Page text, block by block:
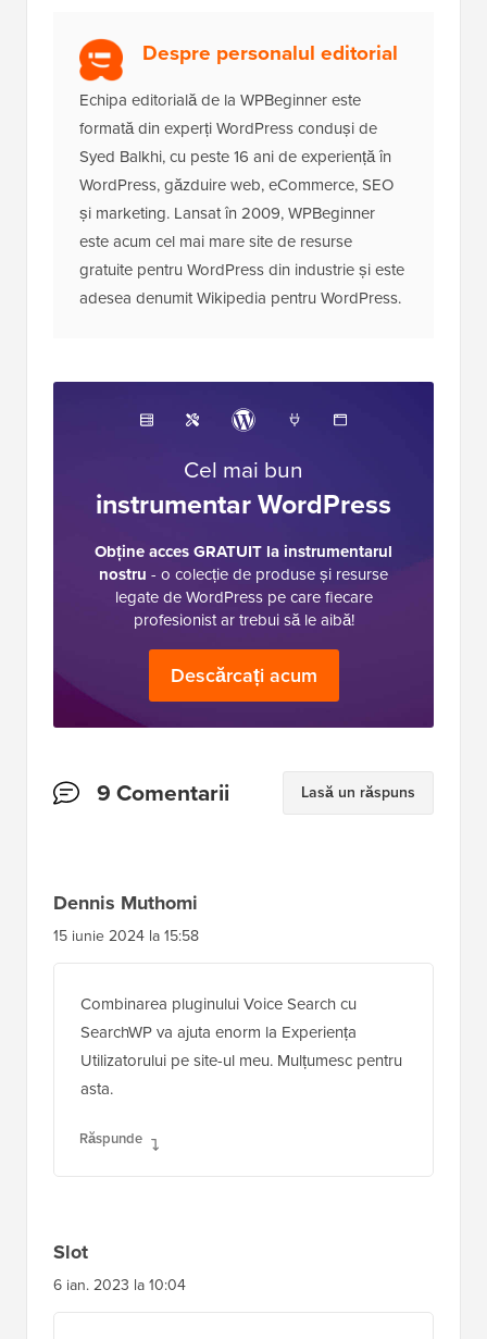
Despre personalul editorial
Echipa editorială de la WPBeginner este
formată din experți WordPress conduși de
Syed Balkhi, cu peste 16 ani de experiență în
WordPress, găzduire web, eCommerce, SEO
și marketing. Lansat în 2009, WPBeginner
este acum cel mai mare site de resurse
gratuite pentru WordPress din industrie și este
adesea denumit Wikipedia pentru WordPress.
Cel mai bun
instrumentar WordPress
Obține acces GRATUIT la instrumentarul
nostru - o colecție de produse și resurse
legate de WordPress pe care fiecare
profesionist ar trebui să le aibă!
Descărcați acum
Interacțiuni
9 Comentarii Lasă un răspuns
Dennis Muthomi
15 iunie 2024 la 15:58
Combinarea pluginului Voice Search cu
SearchWP va ajuta enorm la Experiența
Utilizatorului pe site-ul meu. Mulțumesc pentru
asta.
Răspunde
Slot
6 ian. 2023 la 10:04